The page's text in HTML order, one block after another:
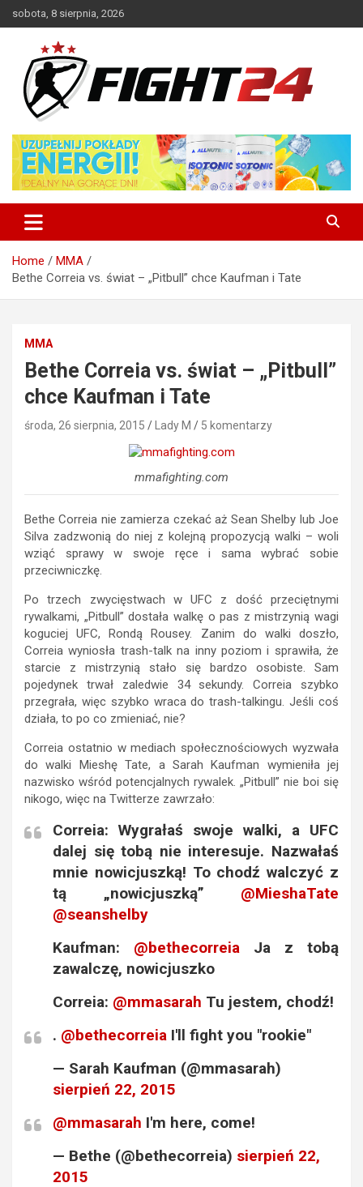
to
sobota, 8 sierpnia, 2026
FIGHT24.PL – MMA i K-1, UFC
Home
MMA
Bethe Correia vs. świat – „Pitbull” chce Kaufman i Tate
MMA
Bethe Correia vs. świat – „Pitbull”
chce Kaufman i Tate
środa, 26 sierpnia, 2015 Lady M 5 komentarzy
mmafighting.com
Bethe Correia nie zamierza czekać aż Sean Shelby lub Joe
Silva zadzwonią do niej z kolejną propozycją walki – woli
wziąć sprawy w swoje ręce i sama wybrać sobie
przeciwniczkę.
Po trzech zwycięstwach w UFC z dość przeciętnymi
rywalkami, „Pitbull” dostała walkę o pas z mistrzynią wagi
koguciej UFC, Rondą Rousey. Zanim do walki doszło,
Correia wyniosła trash-talk na inny poziom i sprawiła, że
starcie z mistrzynią stało się bardzo osobiste. Sam
pojedynek trwał zaledwie 34 sekundy. Correia szybko
przegrała, więc szybko wraca do trash-talkingu. Jeśli coś
działa, to po co zmieniać, nie?
Correia ostatnio w mediach społecznościowych wyzwała
do walki Mieshę Tate, a Sarah Kaufman wymieniła jej
nazwisko wśród potencjalnych rywalek. „Pitbull” nie boi się
nikogo, więc na Twitterze zawrzało:
Correia: Wygrałaś swoje walki, a UFC
dalej się tobą nie interesuje. Nazwałaś
mnie nowicjuszką! To chodź walczyć z
tą „nowicjuszką” @MieshaTate
@seanshelby
Kaufman: @bethecorreia Ja z tobą
zawalczę, nowicjuszko
Correia: @mmasarah Tu jestem, chodź!
. @bethecorreia I'll fight you "rookie"
— Sarah Kaufman (@mmasarah)
sierpień 22, 2015
@mmasarah I'm here, come!
— Bethe (@bethecorreia) sierpień 22,
2015